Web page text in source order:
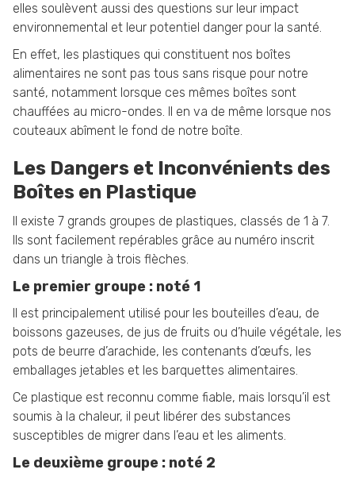
elles soulèvent aussi des questions sur leur impact
environnemental et leur potentiel danger pour la santé.
En effet, les plastiques qui constituent nos boîtes
alimentaires ne sont pas tous sans risque pour notre
santé, notamment lorsque ces mêmes boîtes sont
chauffées au micro-ondes. Il en va de même lorsque nos
couteaux abîment le fond de notre boîte.
Les Dangers et Inconvénients des
Boîtes en Plastique
Il existe 7 grands groupes de plastiques, classés de 1 à 7.
Ils sont facilement repérables grâce au numéro inscrit
dans un triangle à trois flèches.
Le premier groupe : noté 1
Il est principalement utilisé pour les bouteilles d’eau, de
boissons gazeuses, de jus de fruits ou d’huile végétale, les
pots de beurre d’arachide, les contenants d’œufs, les
emballages jetables et les barquettes alimentaires.
Ce plastique est reconnu comme fiable, mais lorsqu’il est
soumis à la chaleur, il peut libérer des substances
susceptibles de migrer dans l’eau et les aliments.
Le deuxième groupe : noté 2